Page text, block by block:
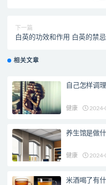
下一篇
白英的功效和作用 白英的禁忌
相关文章
自己怎样调
健康 2024-
养生馆是做
健康 2024-
米酒喝了有